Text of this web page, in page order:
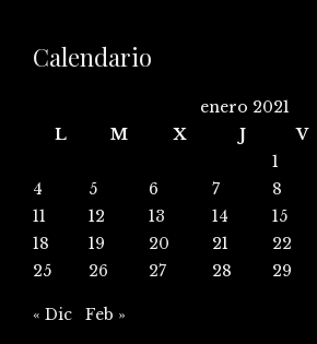
Calendario
enero 2021
L
M X J V
1
4
5 6 7 8
11
12 13 14 15
18
19 20 21 22
25
26 27 28 29
« Dic Feb »